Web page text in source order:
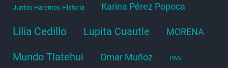
Juntos Haremos Historia Karina Pérez Popoca
Lilia Cedillo Lupita Cuautle MORENA
Mundo Tlatehui Omar Muñoz PAN